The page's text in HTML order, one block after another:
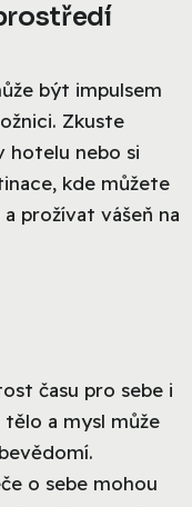
být impulsem
Zkuste
nebo si
kde můžete
prožívat vášeň na
času pro sebe i
a mysl může
o sebe mohou